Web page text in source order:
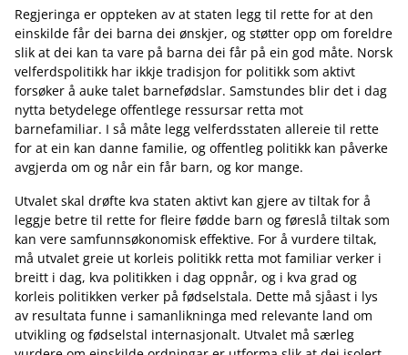
Regjeringa er oppteken av at staten legg til rette for at den
einskilde får dei barna dei ønskjer, og støtter opp om foreldre
slik at dei kan ta vare på barna dei får på ein god måte. Norsk
velferdspolitikk har ikkje tradisjon for politikk som aktivt
forsøker å auke talet barnefødslar. Samstundes blir det i dag
nytta betydelege offentlege ressursar retta mot
barnefamiliar. I så måte legg velferdsstaten allereie til rette
for at ein kan danne familie, og offentleg politikk kan påverke
avgjerda om og når ein får barn, og kor mange.
Utvalet skal drøfte kva staten aktivt kan gjere av tiltak for å
leggje betre til rette for fleire fødde barn og føreslå tiltak som
kan vere samfunnsøkonomisk effektive. For å vurdere tiltak,
må utvalet greie ut korleis politikk retta mot familiar verker i
breitt i dag, kva politikken i dag oppnår, og i kva grad og
korleis politikken verker på fødselstala. Dette må sjåast i lys
av resultata funne i samanlikninga med relevante land om
utvikling og fødselstal internasjonalt. Utvalet må særleg